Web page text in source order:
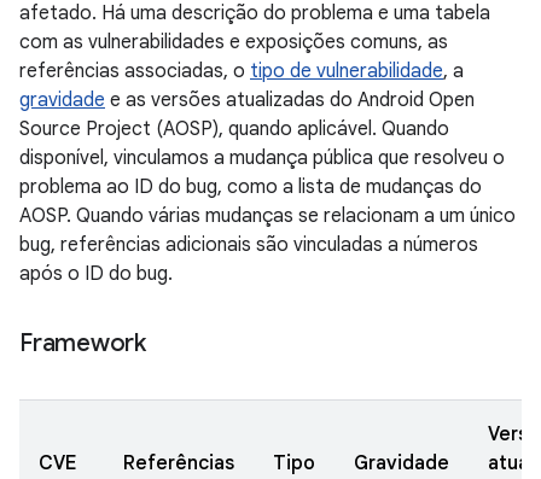
afetado. Há uma descrição do problema e uma tabela
com as vulnerabilidades e exposições comuns, as
referências associadas, o tipo de vulnerabilidade, a
gravidade e as versões atualizadas do Android Open
Source Project (AOSP), quando aplicável. Quando
disponível, vinculamos a mudança pública que resolveu o
problema ao ID do bug, como a lista de mudanças do
AOSP. Quando várias mudanças se relacionam a um único
bug, referências adicionais são vinculadas a números
após o ID do bug.
Framework
CVE Referências Tipo Gravidade